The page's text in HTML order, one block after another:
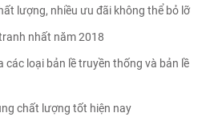
lượng, nhiều ưu đãi không thể bỏ lỡ
nhất năm 2018
các loại bản lề truyền thống và bản lề
chất lượng tốt hiện nay